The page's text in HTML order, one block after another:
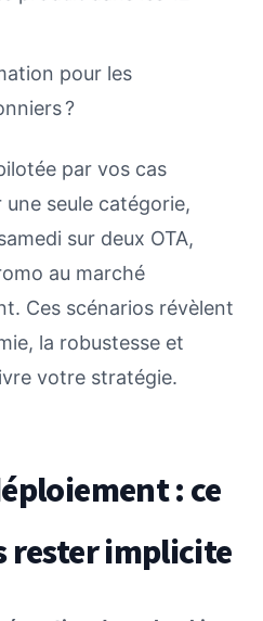
pour les
?
par vos cas
seule catégorie,
sur deux OTA,
au marché
Ces scénarios révèlent
la robustesse et
votre stratégie.
: ce
rester implicite